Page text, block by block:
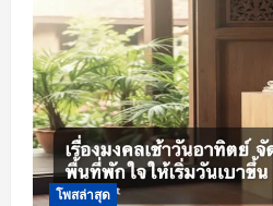
โพสล่าสุด